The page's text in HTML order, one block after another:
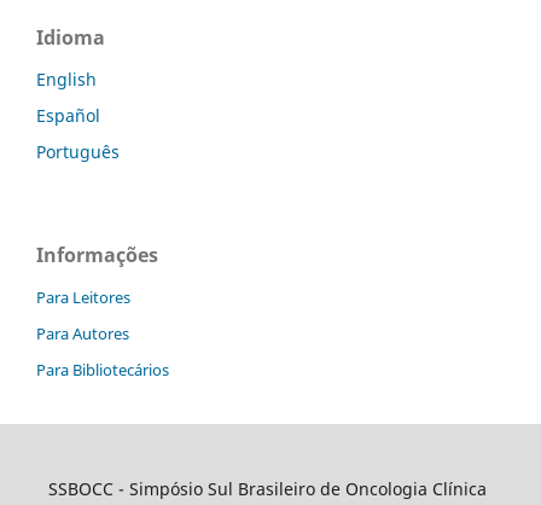
Idioma
English
Español
Português
Informações
Para Leitores
Para Autores
Para Bibliotecários
SSBOCC - Simpósio Sul Brasileiro de Oncologia Clínica